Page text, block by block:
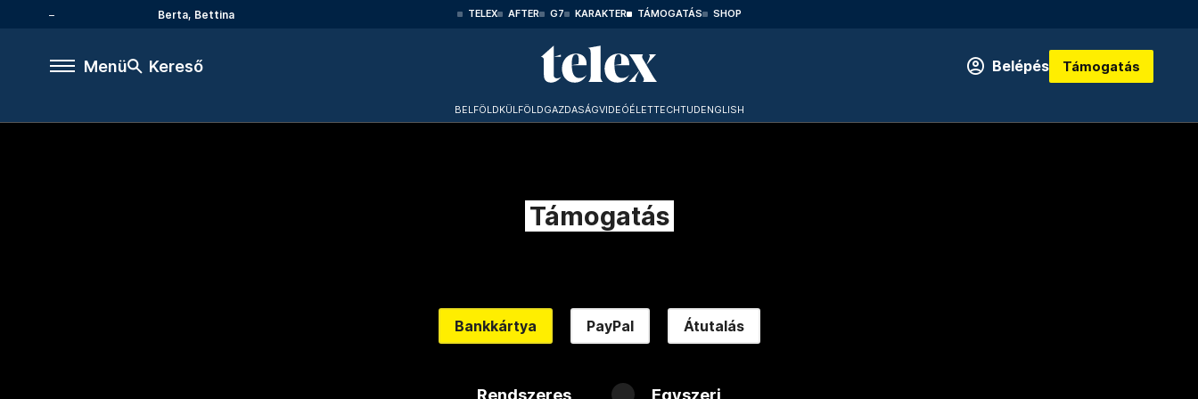
Berta, Bettina TELEX AFTER G7 KARAKTER TÁMOGATÁS SHOP
Menü Kereső Belépés Támogatás
BELFÖLDKÜLFÖLDGAZDASÁGVIDEÓÉLETTECHTUDENGLISH
Támogatás
Bankkártya PayPal Átutalás
Rendszeres Egyszeri